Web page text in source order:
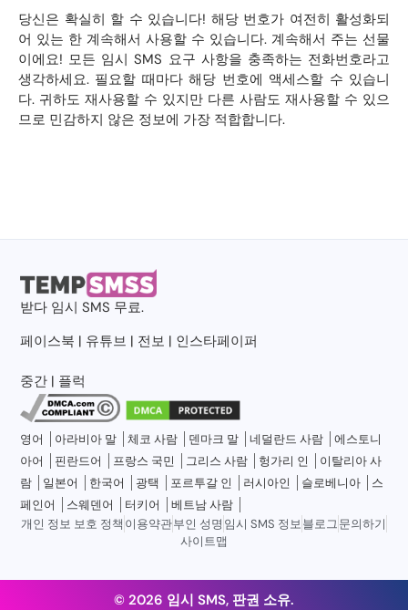
당신은 확실히 할 수 있습니다! 해당 번호가 여전히 활성화되
어 있는 한 계속해서 사용할 수 있습니다. 계속해서 주는 선물
이에요! 모든 임시 SMS 요구 사항을 충족하는 전화번호라고
생각하세요. 필요할 때마다 해당 번호에 액세스할 수 있습니
다. 귀하도 재사용할 수 있지만 다른 사람도 재사용할 수 있으
므로 민감하지 않은 정보에 가장 적합합니다.
받다 임시 SMS 무료.
페이스북 | 유튜브 | 전보 | 인스타페이퍼
중간 | 플럭
영어 아라비아 말 체코 사람 덴마크 말 네덜란드 사람
에스토니
아어
핀란드어 프랑스 국민 그리스 사람 헝가리 인
이탈리아 사
람
일본어 한국어 광택 포르투갈 인 러시아인 슬로베니아
스
페인어
스웨덴어 터키어
베트남 사람
개인 정보 보호 정책 이용약관부인 성명 임시 SMS 정보블로그문의하기
사이트맵
© 2026 임시 SMS, 판권 소유.